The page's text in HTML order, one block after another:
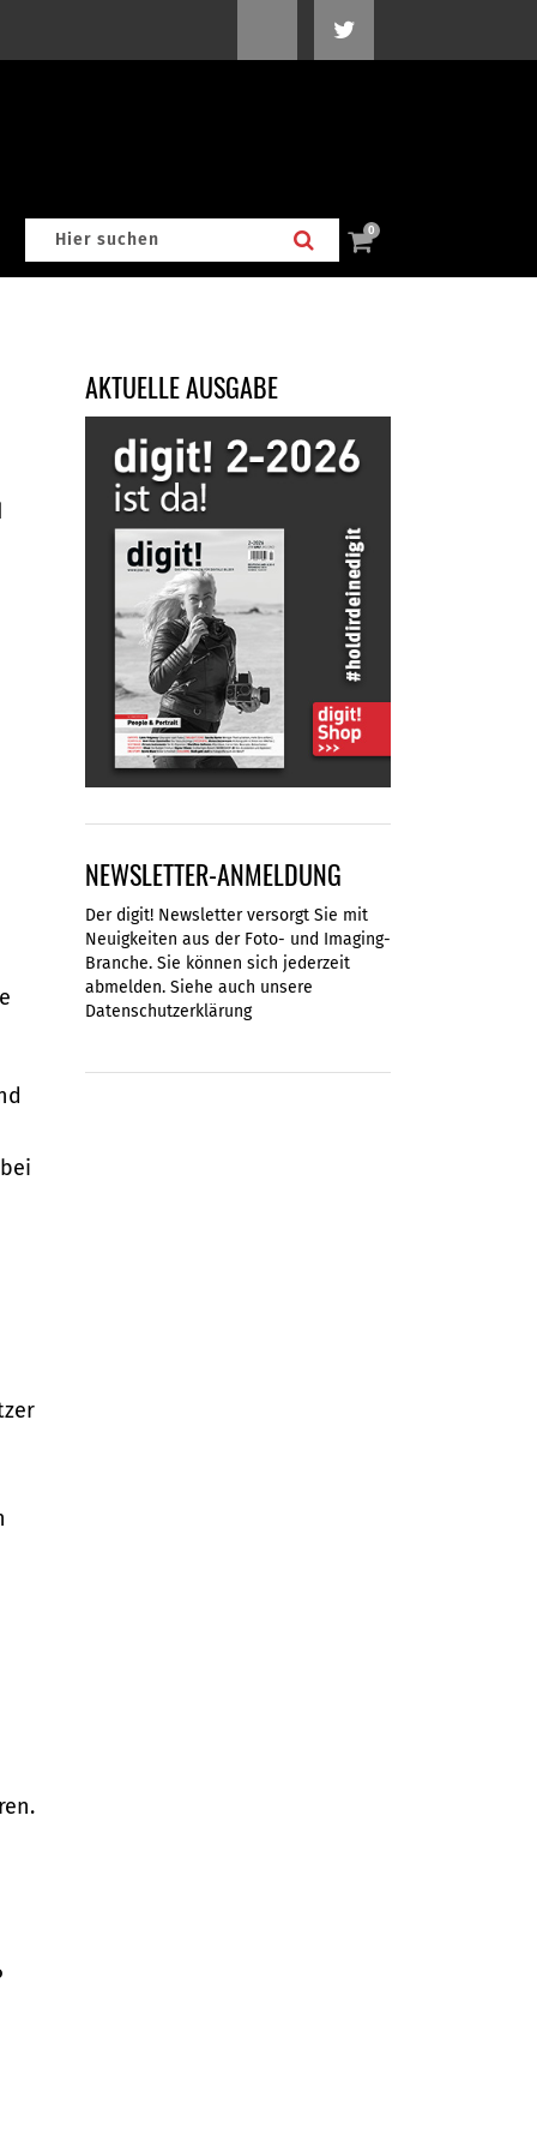
0
AKTUELLE AUSGABE
NEWSLETTER-ANMELDUNG
Der digit! Newsletter versorgt Sie mit
Neuigkeiten aus der Foto- und Imaging-
Branche. Sie können sich jederzeit
abmelden. Siehe auch unsere
Datenschutzerklärung